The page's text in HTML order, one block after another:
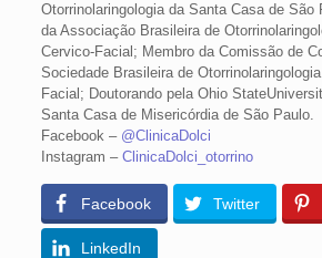
Otorrinolaringologia da Santa Casa de São
da Associação Brasileira de
Cervico-Facial; Membro da Comissão de
Sociedade Brasileira de
Facial; Doutorando pela Ohio
Santa Casa de Misericórdia de São Paulo.
Facebook – @ClinicaDolci
Instagram – ClinicaDolci_otorrino
Facebook Twitter
LinkedIn